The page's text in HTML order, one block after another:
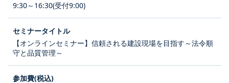
9:30～16:30(受付9:00)
【オンラインセミナー】信頼される建設現場を目指す～法令順
守と品質管理～